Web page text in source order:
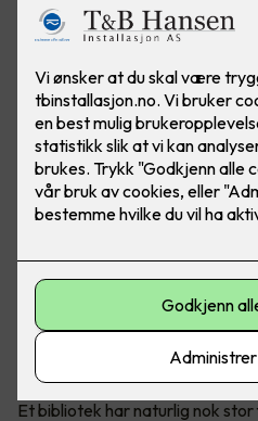
Sandvika Bibliotek
bygg der mange
Et bibliotek har naturlig nok